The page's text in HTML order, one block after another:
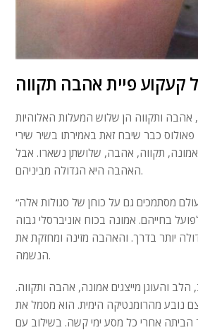
אהבה ותקווה הן שלוש המעלות האלוהיות
כבר שיבח זאת באמירתו בשיר שירי
תקווה, אהבה, שלושתן נשארו. אבל
האהבה היא הגדולה מביניהם.
“מחפשי רוח ברחבי העולם מסתמכים גם על כוחן של סגולות אלה
בחייהם. אמונה בכוח אוניברסלי גבוה
יותר בדרך. והאהבה מזינה ומחזקת את
הנשמה.
הלב והעוגן מייצגים אמונה, אהבה ותקווה.
נובע מהרומנטיקה הימית. הוא מסמל את
הביתה אחרי כל מסע ימי קשה. בשילוב עם